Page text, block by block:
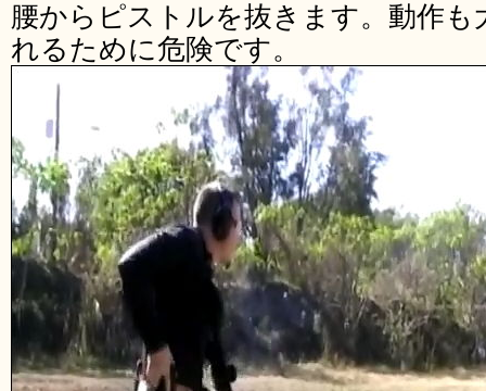
腰からピストルを抜きます。動作
れるために危険です。